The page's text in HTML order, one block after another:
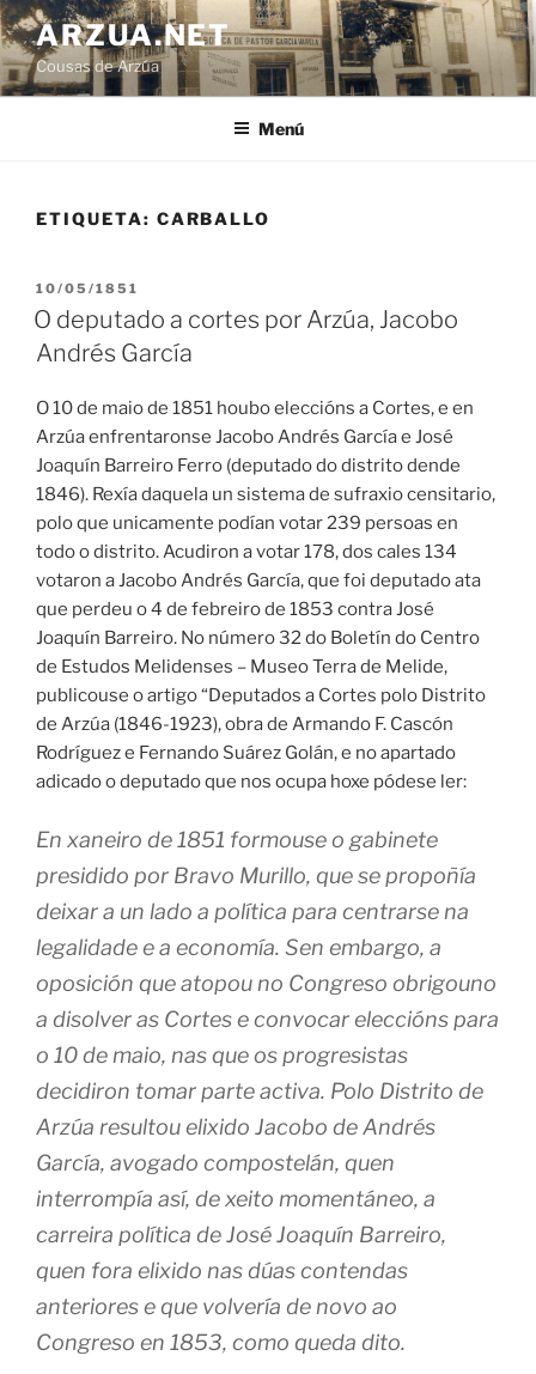
Ir
o
contido
ARZUA.NET
Cousas de Arzúa
Menú
ETIQUETA: CARBALLO
PUBLICADO
EN
10/05/1851
O deputado a cortes por Arzúa, Jacobo
Andrés García
O 10 de maio de 1851 houbo eleccións a Cortes, e en
Arzúa enfrentaronse Jacobo Andrés García e José
Joaquín Barreiro Ferro (deputado do distrito dende
1846). Rexía daquela un sistema de sufraxio censitario,
polo que unicamente podían votar 239 persoas en
todo o distrito. Acudiron a votar 178, dos cales 134
votaron a Jacobo Andrés García, que foi deputado ata
que perdeu o 4 de febreiro de 1853 contra José
Joaquín Barreiro. No número 32 do Boletín do Centro
de Estudos Melidenses – Museo Terra de Melide,
publicouse o artigo “Deputados a Cortes polo Distrito
de Arzúa (1846-1923), obra de Armando F. Cascón
Rodríguez e Fernando Suárez Golán, e no apartado
adicado o deputado que nos ocupa hoxe pódese ler:
En xaneiro de 1851 formouse o gabinete
presidido por Bravo Murillo, que se propoñía
deixar a un lado a política para centrarse na
legalidade e a economía. Sen embargo, a
oposición que atopou no Congreso obrigouno
a disolver as Cortes e convocar eleccións para
o 10 de maio, nas que os progresistas
decidiron tomar parte activa. Polo Distrito de
Arzúa resultou elixido Jacobo de Andrés
García, avogado compostelán, quen
interrompía así, de xeito momentáneo, a
carreira política de José Joaquín Barreiro,
quen fora elixido nas dúas contendas
anteriores e que volvería de novo ao
Congreso en 1853, como queda dito.